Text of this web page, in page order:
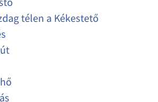
télen a Kékestető